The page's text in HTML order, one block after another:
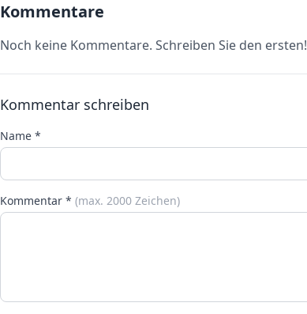
Kommentare
Noch keine Kommentare. Schreiben Sie den ersten!
Kommentar schreiben
Name *
Kommentar * (max. 2000 Zeichen)